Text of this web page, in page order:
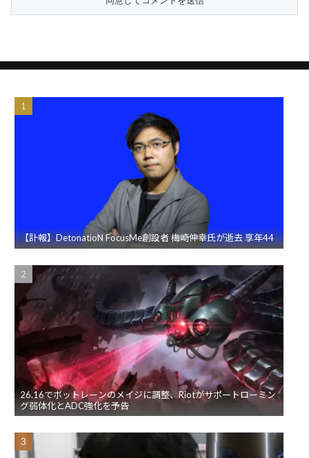
【訃報】DetonatioN FocusMe創設者 梅崎伸幸氏が逝去 享年44
26.16でボットレーンのメイジに調整、Riotがサポートローミン
グ弱体化とADC強化を予告